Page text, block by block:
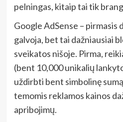
pelningas, kitaip tai tik
Google AdSense – pirmasis
galvoja, bet tai dažniausiai
sveikatos nišoje. Pirma,
(bent 10,000 unikalių
uždirbti bent simbolinę
temomis reklamos kainos
apribojimų.